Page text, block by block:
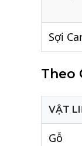
Sợi
Theo
VẬT
Gỗ